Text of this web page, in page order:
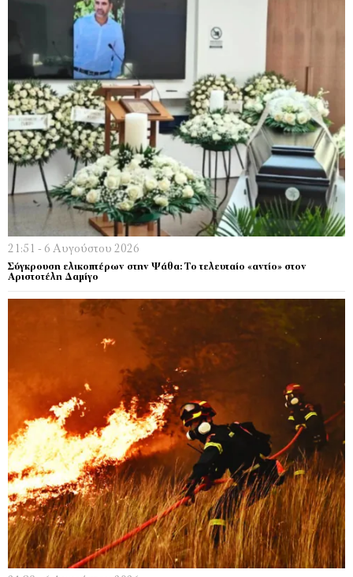
21:51 - 6 Αυγούστου 2026
Σύγκρουση ελικοπτέρων στην Ψάθα: Tο τελευταίο «αντίο» στον
Αριστοτέλη Δαμίγο